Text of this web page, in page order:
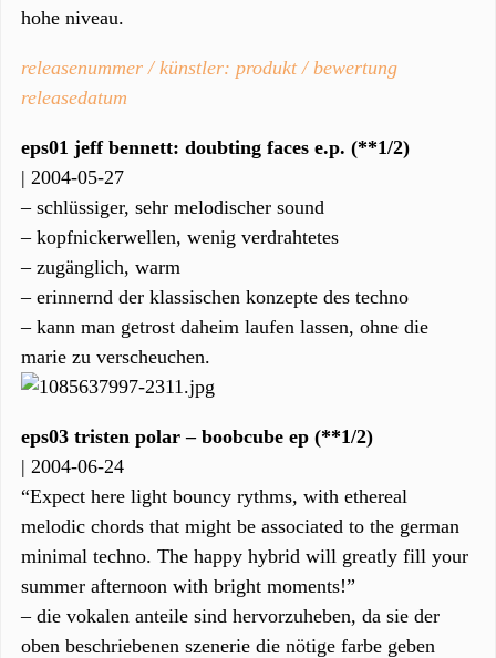
hohe niveau.
releasenummer / künstler: produkt / bewertung
releasedatum
eps01 jeff bennett: doubting faces e.p. (**1/2)
| 2004-05-27
– schlüssiger, sehr melodischer sound
– kopfnickerwellen, wenig verdrahtetes
– zugänglich, warm
– erinnernd der klassischen konzepte des techno
– kann man getrost daheim laufen lassen, ohne die
marie zu verscheuchen.
eps03 tristen polar – boobcube ep (**1/2)
| 2004-06-24
“Expect here light bouncy rythms, with ethereal
melodic chords that might be associated to the german
minimal techno. The happy hybrid will greatly fill your
summer afternoon with bright moments!”
– die vokalen anteile sind hervorzuheben, da sie der
oben beschriebenen szenerie die nötige farbe geben